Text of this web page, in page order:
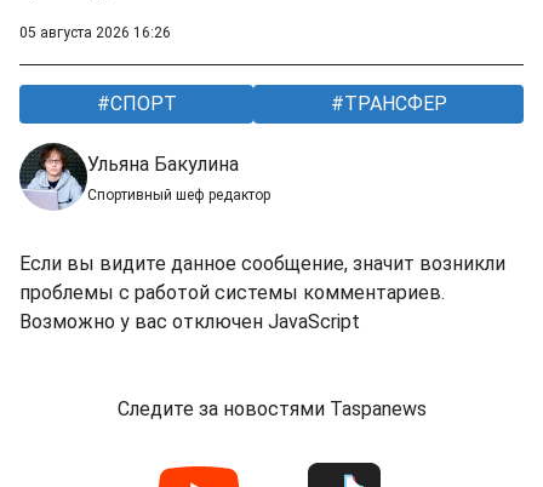
05 августа 2026 16:26
СПОРТ ТРАНСФЕР
Ульяна Бакулина
Спортивный шеф редактор
Если вы видите данное сообщение, значит возникли
проблемы с работой системы комментариев.
Возможно у вас отключен JavaScript
Следите за новостями Taspanews